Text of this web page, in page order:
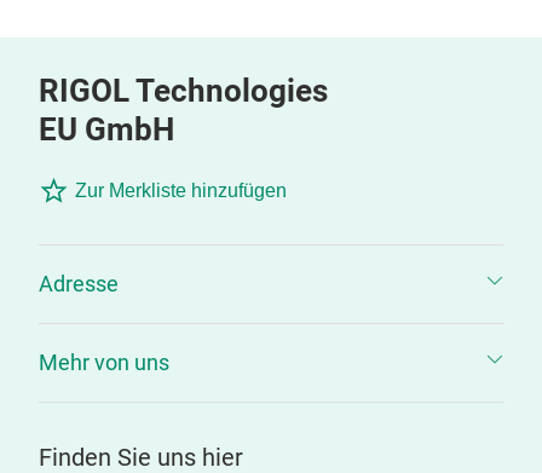
RIGOL Technologies
EU GmbH
Zur Merkliste hinzufügen
Adresse
Mehr von uns
Finden Sie uns hier